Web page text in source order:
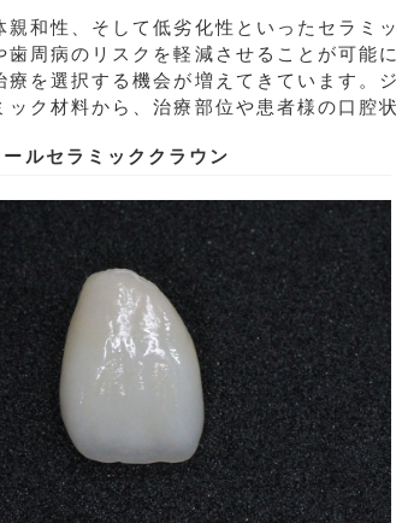
親和性、そして低劣化性といったセラミ
歯周病のリスクを軽減させることが可能
療を選択する機会が増えてきています。
ック材料から、治療部位や患者様の口腔
ルセラミッククラウン